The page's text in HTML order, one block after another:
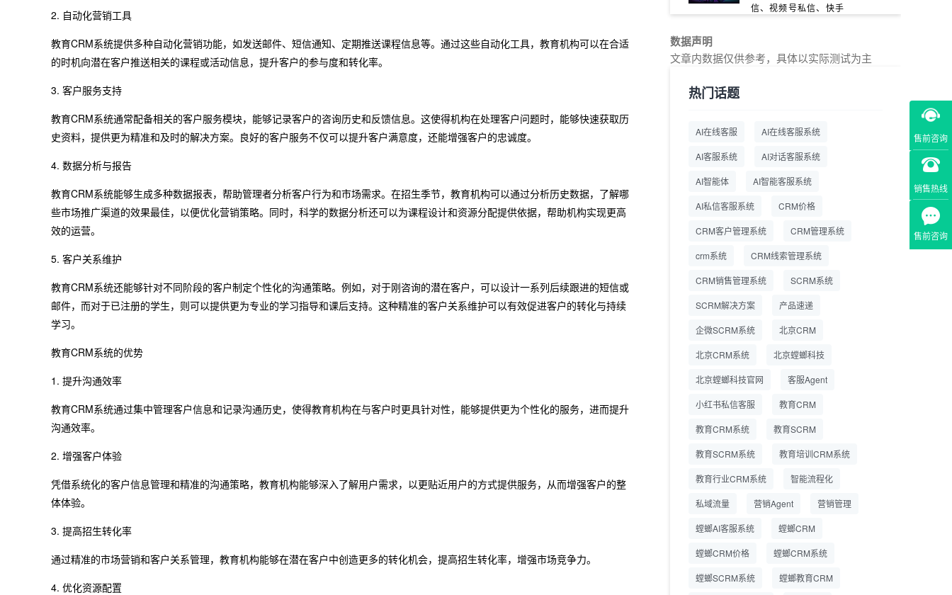
售前咨询
销售热线
售前咨询
2. 自动化营销工具
教育CRM系统提供多种自动化营销功能，如发送邮件、短信通知、定期推送课程信息等。通过这些自动化工具，教育机构可以在合适
的时机向潜在客户推送相关的课程或活动信息，提升客户的参与度和转化率。
3. 客户服务支持
教育CRM系统通常配备相关的客户服务模块，能够记录客户的咨询历史和反馈信息。这使得机构在处理客户问题时，能够快速获取历
史资料，提供更为精准和及时的解决方案。良好的客户服务不仅可以提升客户满意度，还能增强客户的忠诚度。
4. 数据分析与报告
教育CRM系统能够生成多种数据报表，帮助管理者分析客户行为和市场需求。在招生季节，教育机构可以通过分析历史数据，了解哪
些市场推广渠道的效果最佳，以便优化营销策略。同时，科学的数据分析还可以为课程设计和资源分配提供依据，帮助机构实现更高
效的运营。
5. 客户关系维护
教育CRM系统还能够针对不同阶段的客户制定个性化的沟通策略。例如，对于刚咨询的潜在客户，可以设计一系列后续跟进的短信或
邮件，而对于已注册的学生，则可以提供更为专业的学习指导和课后支持。这种精准的客户关系维护可以有效促进客户的转化与持续
学习。
教育CRM系统的优势
1. 提升沟通效率
教育CRM系统通过集中管理客户信息和记录沟通历史，使得教育机构在与客户时更具针对性，能够提供更为个性化的服务，进而提升
沟通效率。
2. 增强客户体验
凭借系统化的客户信息管理和精准的沟通策略，教育机构能够深入了解用户需求，以更贴近用户的方式提供服务，从而增强客户的整
体体验。
3. 提高招生转化率
通过精准的市场营销和客户关系管理，教育机构能够在潜在客户中创造更多的转化机会，提高招生转化率，增强市场竞争力。
4. 优化资源配置
信、视频号私信、快手
螳螂系统专为K12/职业
交：螳螂科技销售AI智能
一站式SCRM系统企微
全流程
商用SCRM系统企微工
营成本
2026.7.14
企业微信 私域用户精细
螳螂教育CRM助力教培
机构精细化运营
数据声明
文章内数据仅供参考，具体以实际测试为主
热门话题
AI在线客服 AI在线客服系统
AI客服系统 AI对话客服系统
AI智能体 AI智能客服系统
AI私信客服系统 CRM价格
CRM客户管理系统 CRM管理系统
crm系统 CRM线索管理系统
CRM销售管理系统 SCRM系统
SCRM解决方案 产品速递
企微SCRM系统 北京CRM
北京CRM系统 北京螳螂科技
北京螳螂科技官网 客服Agent
小红书私信客服 教育CRM
教育CRM系统 教育SCRM
教育SCRM系统 教育培训CRM系统
教育行业CRM系统 智能流程化
私域流量 营销Agent 营销管理
螳螂AI客服系统 螳螂CRM
螳螂CRM价格 螳螂CRM系统
螳螂SCRM系统 螳螂教育CRM